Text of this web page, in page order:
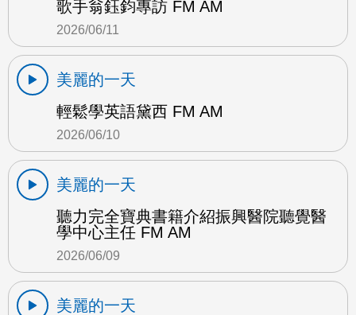
歌手翁鈺鈞專訪 FM AM
2026/06/11
美麗的一天
輕鬆學英語黛西 FM AM
2026/06/10
美麗的一天
聽力完全寶典書籍介紹振興醫院聽覺醫
學中心主任 FM AM
2026/06/09
美麗的一天